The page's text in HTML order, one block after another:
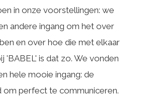
in onze voorstellingen: we
andere ingang om het over
en over hoe die met elkaar
'BABEL' is dat zo. We vonden
hele mooie ingang: de
om perfect te communiceren.